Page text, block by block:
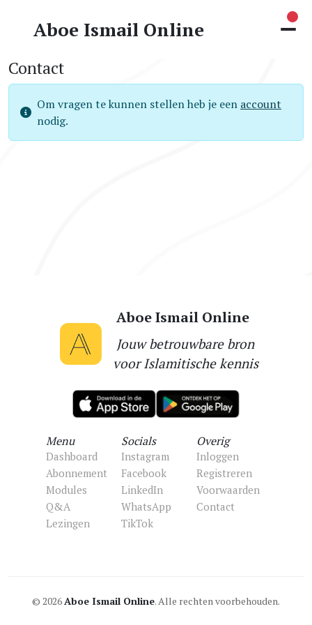
Aboe Ismail Online
Contact
Om vragen te kunnen stellen heb je een account
nodig.
Aboe Ismail Online
Jouw betrouwbare bron
voor Islamitische kennis
Menu
Dashboard
Abonnement
Modules
Q&A
Lezingen
Socials
Instagram
Facebook
LinkedIn
WhatsApp
TikTok
Overig
Inloggen
Registreren
Voorwaarden
Contact
© 2026Aboe Ismail Online. Alle rechten voorbehouden.